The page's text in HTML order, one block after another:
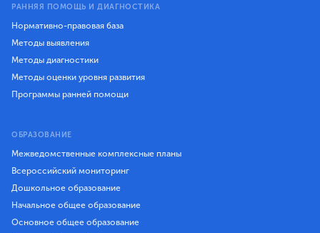
РАННЯЯ ПОМОЩЬ И ДИАГНОСТИКА
Нормативно-правовая база
Методы выявления
Методы диагностики
Методы оценки уровня развития
Программы ранней помощи
ОБРАЗОВАНИЕ
Межведомственные комплексные планы
Всероссийский мониторинг
Дошкольное образование
Начальное общее образование
Основное общее образование